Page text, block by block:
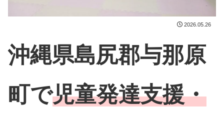
2026.05.26
沖縄県島尻郡与那原
町で児童発達支援・